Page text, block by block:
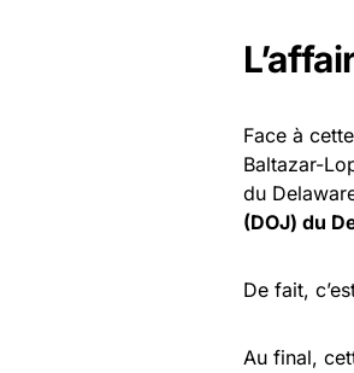
Face à
Baltazar-
du
(DOJ) du
De fait,
Au final,